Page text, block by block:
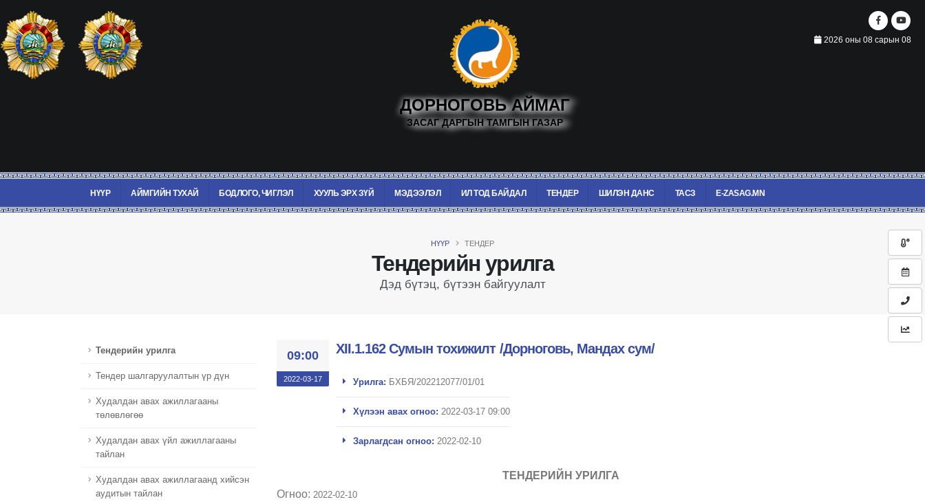
2026 оны 08 сарын 08
ДОРНОГОВЬ АЙМАГ
ЗАСАГ ДАРГЫН ТАМГЫН ГАЗАР
НҮҮР АЙМГИЙН ТУХАЙ БОДЛОГО, ЧИГЛЭЛ ХУУЛЬ ЭРХ ЗҮЙ МЭДЭЭЛЭЛ ИЛ ТОД БАЙДАЛ ТЕНДЕР ШИЛЭН ДАНС ТАСЗ E-ZASAG.MN
Тендерийн урилга
Дэд бүтэц, бүтээн байгуулалт
НҮҮР ТЕНДЕР
Тендерийн урилга
Тендер шалгаруулалтын үр дүн
Худалдан авах ажиллагааны
төлөвлөгөө
Худалдан авах үйл ажиллагааны
тайлан
Худалдан авах ажиллагаанд хийсэн
аудитын тайлан
09:00
2022-03-17
XII.1.162 Сумын тохижилт /Дорноговь, Мандах сум/
Урилга: БХБЯ/202212077/01/01
Хүлээн авах огноо: 2022-03-17 09:00
Зарлагдсан огноо: 2022-02-10
ТЕНДЕРИЙН УРИЛГА
Огноо: 2022-02-10